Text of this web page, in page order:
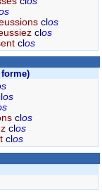
clos
clos
clos
forme)
os
clos
clos
clos